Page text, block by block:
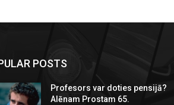
POSTS
Profesors var doties pensijā?
Alēnam Prostam 65.